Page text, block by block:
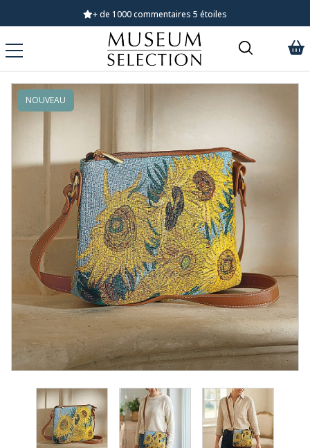
Demandez notre dernier catalogue
NOUVEAU